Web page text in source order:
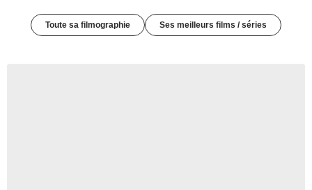
Toute sa filmographie Ses meilleurs films / séries